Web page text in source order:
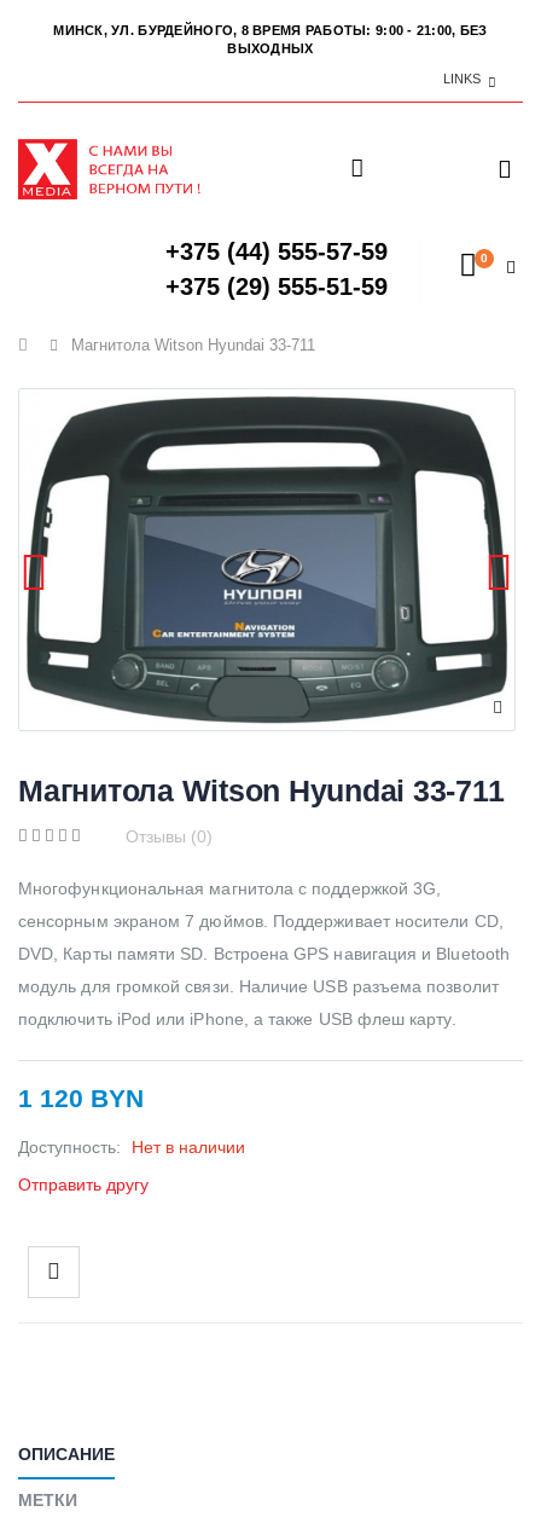
МИНСК, УЛ. БУРДЕЙНОГО, 8 ВРЕМЯ РАБОТЫ: 9:00 - 21:00, БЕЗ
ВЫХОДНЫХ
LINKS
+375 (44) 555-57-59
+375 (29) 555-51-59
0
Главная
Магнитола Witson Hyundai 33-711
Магнитола Witson Hyundai 33-711
Отзывы (0)
Многофункциональная магнитола с поддержкой 3G,
сенсорным экраном 7 дюймов. Поддерживает носители CD,
DVD, Карты памяти SD. Встроена GPS навигация и Bluetooth
модуль для громкой связи. Наличие USB разъема позволит
подключить iPod или iPhone, а также USB флеш карту.
1 120 BYN
Доступность:
Нет в наличии
Отправить другу
ОПИСАНИЕ
МЕТКИ